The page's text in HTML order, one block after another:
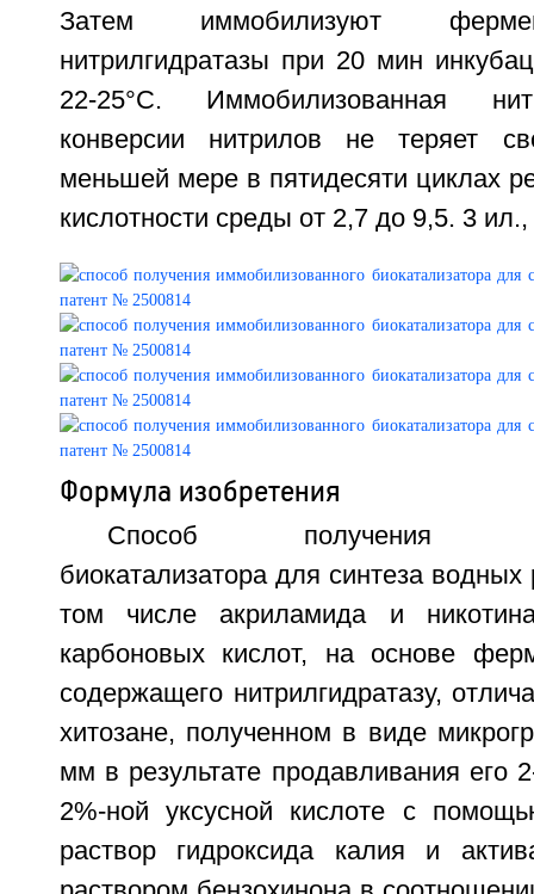
Затем иммобилизуют
нитрилгидратазы при 20 мин
22-25°C. Иммобилизованная
конверсии нитрилов не теряет
меньшей мере в пятидесяти циклах
кислотности среды от 2,7 до 9,5. 3
Формула изобретения
Способ получения
биокатализатора для синтеза
том числе акриламида и
карбоновых кислот, на основе
содержащего нитрилгидратазу,
хитозане, полученном в виде
мм в результате продавливания его
2%-ной уксусной кислоте с
раствор гидроксида калия и